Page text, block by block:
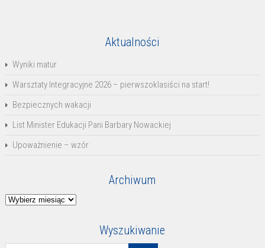
Aktualności
Wyniki matur
Warsztaty Integracyjne 2026 – pierwszoklasiści na start!
Bezpiecznych wakacji
List Minister Edukacji Pani Barbary Nowackiej
Upoważnienie – wzór
Archiwum
Archiwum
Wyszukiwanie